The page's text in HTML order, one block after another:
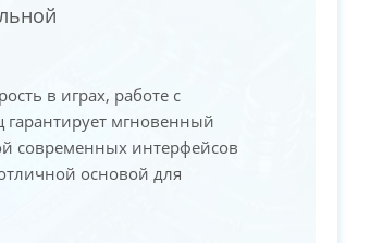
в играх, работе с
гарантирует мгновенный
современных интерфейсов
основой для